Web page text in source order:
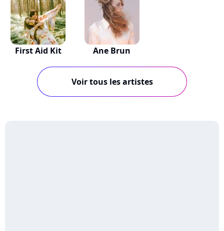
First Aid Kit Ane Brun
Voir tous les artistes